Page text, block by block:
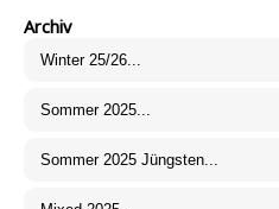
Archiv